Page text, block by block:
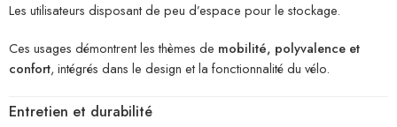
Les utilisateurs disposant de peu d’espace pour le stockage.
Ces usages démontrent les thèmes de mobilité, polyvalence et
confort, intégrés dans le design et la fonctionnalité du vélo.
Entretien et durabilité